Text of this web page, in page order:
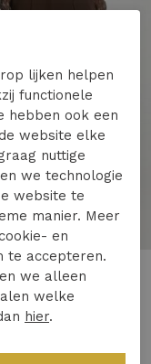
lijken helpen
functionele
hebben ook een
website elke
nuttige
we technologie
website te
manier. Meer
en
te accepteren.
we alleen
welke
hier.